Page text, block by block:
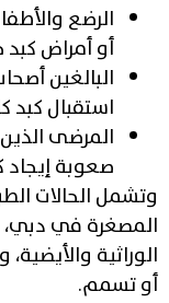
الرضع
أو أمراض كبد
البالغين
استقبال كبد
المرضى
صعوبة إيجاد
وتشمل الحالات
المصغرة في دبي،
الوراثية
أو تسمم.